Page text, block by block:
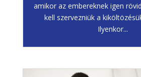
amikor az embereknek igen
kell szervezniük a
Ilyenkor...